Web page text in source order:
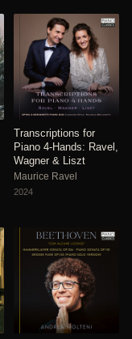
Transcriptions for
Piano 4-Hands: Ravel,
Wagner & Liszt
Maurice Ravel
2024